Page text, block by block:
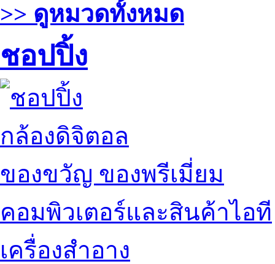
>> ดูหมวดทั้งหมด
ชอปปิ้ง
กล้องดิจิตอล
ของขวัญ ของพรีเมี่ยม
คอมพิวเตอร์และสินค้าไอที
เครื่องสำอาง